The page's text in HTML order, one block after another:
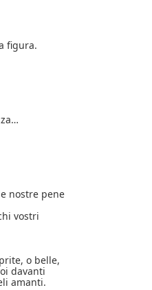
figura.
nostre pene
vostri
o belle,
davanti
amanti.